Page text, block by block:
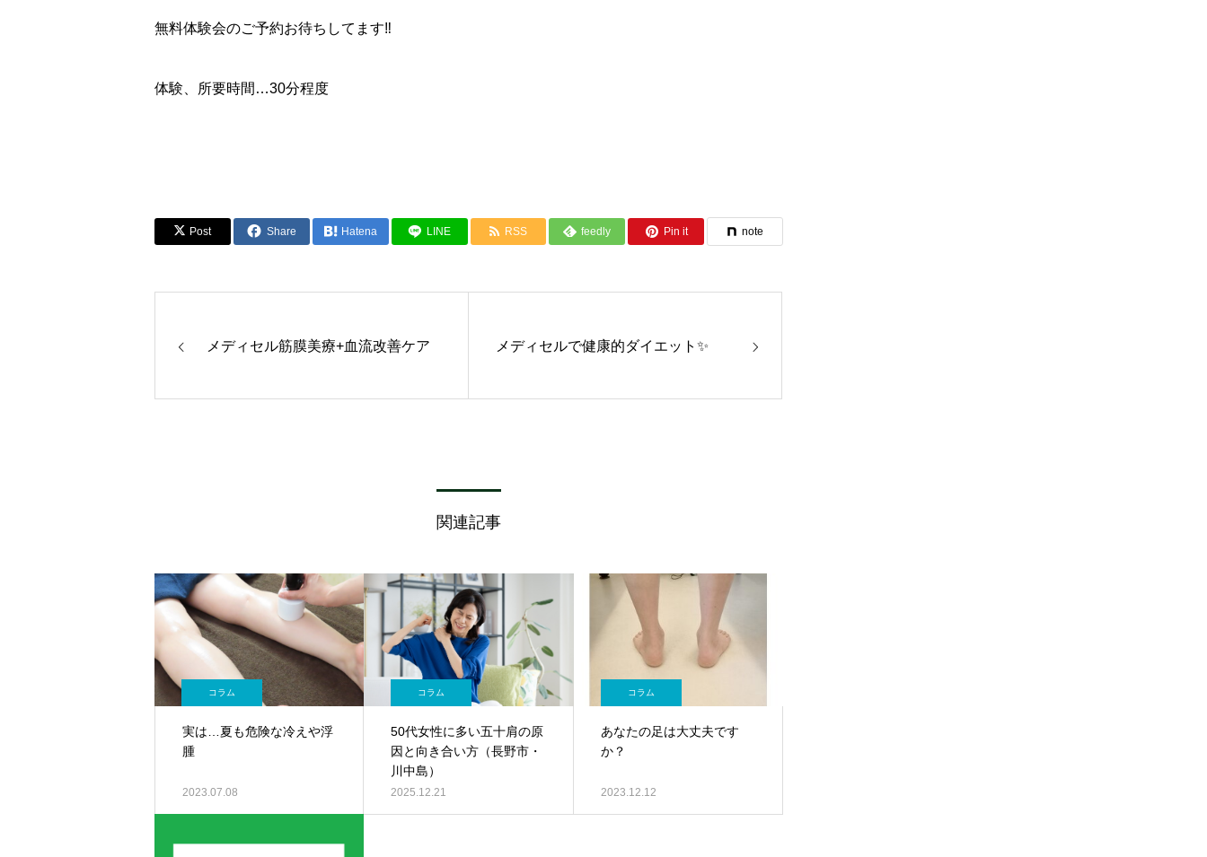
無料体験会のご予約お待ちしてます‼️
体験、所要時間…30分程度
Post Share Hatena LINE RSS feedly Pin it note
メディセル筋膜美療+血流改善ケア メディセルで健康的ダイエット✨
関連記事
コラム
実は…夏も危険な冷えや浮
腫
2023.07.08
コラム
50代女性に多い五十肩の原
因と向き合い方（長野市・
川中島）
2025.12.21
コラム
あなたの足は大丈夫です
か？
2023.12.12